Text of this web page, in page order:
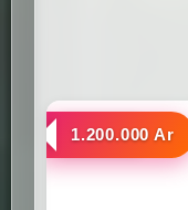
a louer
1.200.000 Ar